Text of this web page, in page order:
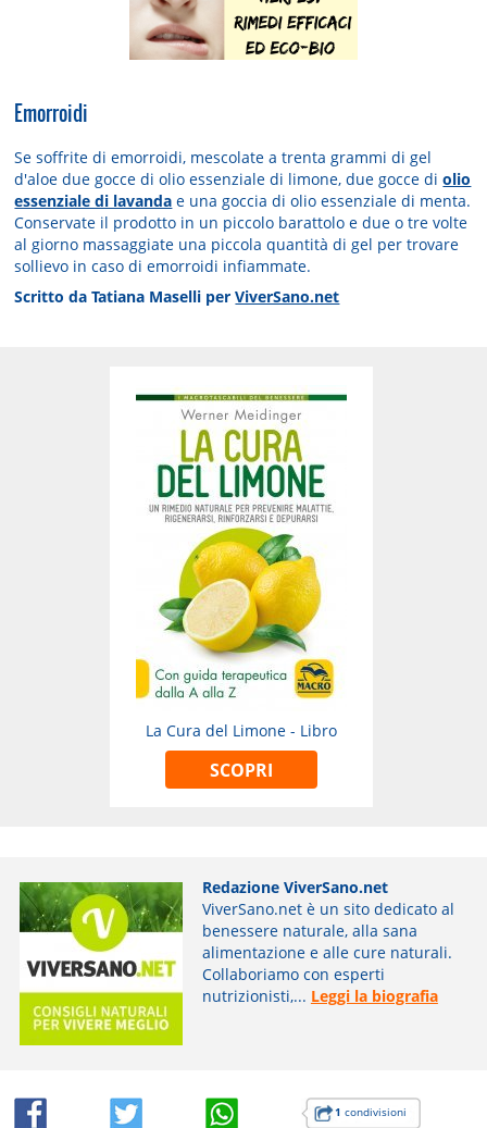
Emorroidi
Se soffrite di emorroidi, mescolate a trenta grammi di gel
d'aloe due gocce di olio essenziale di limone, due gocce diolio
essenziale di lavanda e una goccia di olio essenziale di menta.
Conservate il prodotto in un piccolo barattolo e due o tre volte
al giorno massaggiate una piccola quantità di gel per trovare
sollievo in caso di emorroidi infiammate.
Scritto da Tatiana Maselli perViverSano.net
La Cura del Limone - Libro
SCOPRI
Redazione ViverSano.net
ViverSano.net è un sito dedicato al
benessere naturale, alla sana
alimentazione e alle cure naturali.
Collaboriamo con esperti
nutrizionisti,... Leggi la biografia
1 condivisioni